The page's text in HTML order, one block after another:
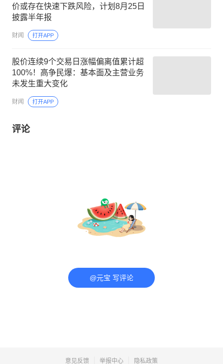
价或存在快速下跌风险，计划8月25日
披露半年报
财闻 打开APP
股价连续9个交易日涨幅偏离值累计超
100%！高争民爆：基本面及主营业务
未发生重大变化
财闻 打开APP
评论
@元宝 写评论
意见反馈 举报中心 隐私政策